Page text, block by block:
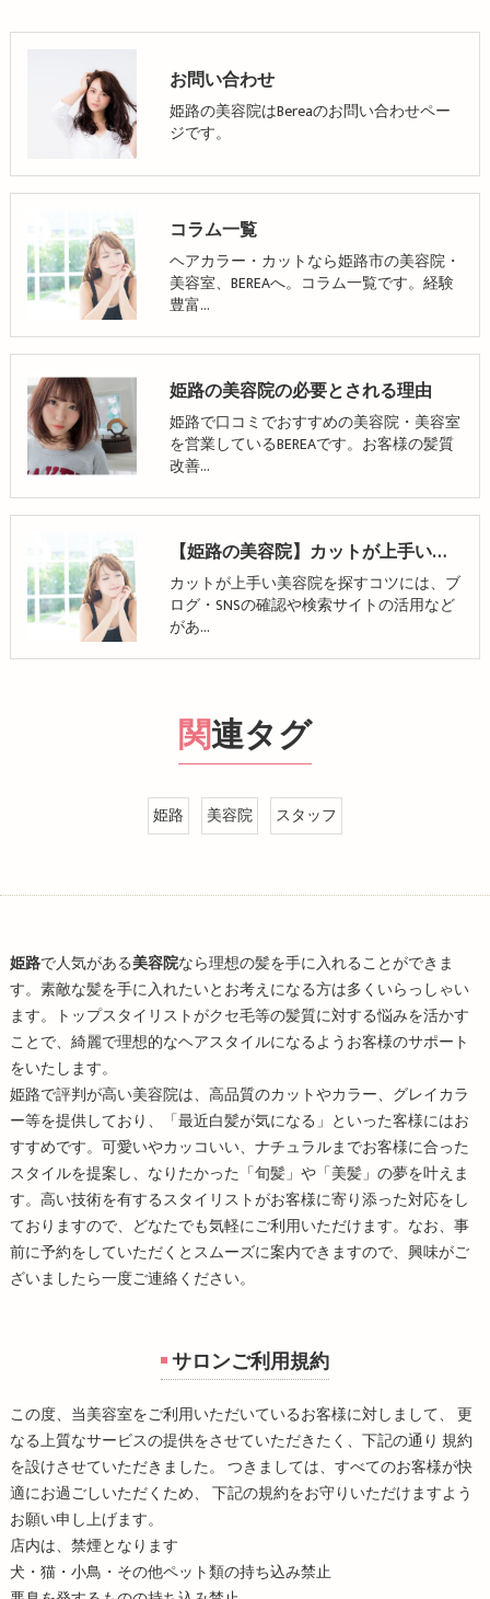
お問い合わせ
姫路の美容院はBereaのお問い合わせペー
ジです。
コラム一覧
ヘアカラー・カットなら姫路市の美容院・
美容室、BEREAへ。コラム一覧です。経験
豊富…
姫路の美容院の必要とされる理由
姫路で口コミでおすすめの美容院・美容室
を営業しているBEREAです。お客様の髪質
改善…
【姫路の美容院】カットが上手い美容院の探し方！縮毛矯正のメリット・デメリットも解説
カットが上手い美容院を探すコツには、ブ
ログ・SNSの確認や検索サイトの活用など
があ…
関連タグ
姫路 美容院 スタッフ
姫路で人気がある美容院なら理想の髪を手に入れることができま
す。素敵な髪を手に入れたいとお考えになる方は多くいらっしゃい
ます。トップスタイリストがクセ毛等の髪質に対する悩みを活かす
ことで、綺麗で理想的なヘアスタイルになるようお客様のサポート
をいたします。
姫路で評判が高い美容院は、高品質のカットやカラー、グレイカラ
ー等を提供しており、「最近白髪が気になる」といった客様にはお
すすめです。可愛いやカッコいい、ナチュラルまでお客様に合った
スタイルを提案し、なりたかった「旬髪」や「美髪」の夢を叶えま
す。高い技術を有するスタイリストがお客様に寄り添った対応をし
ておりますので、どなたでも気軽にご利用いただけます。なお、事
前に予約をしていただくとスムーズに案内できますので、興味がご
ざいましたら一度ご連絡ください。
サロンご利用規約
この度、当美容室をご利用いただいているお客様に対しまして、 更
なる上質なサービスの提供をさせていただきたく、下記の通り 規約
を設けさせていただきました。 つきましては、すべてのお客様が快
適にお過ごしいただくため、 下記の規約をお守りいただけますよう
お願い申し上げます。
店内は、禁煙となります
犬・猫・小鳥・その他ペット類の持ち込み禁止